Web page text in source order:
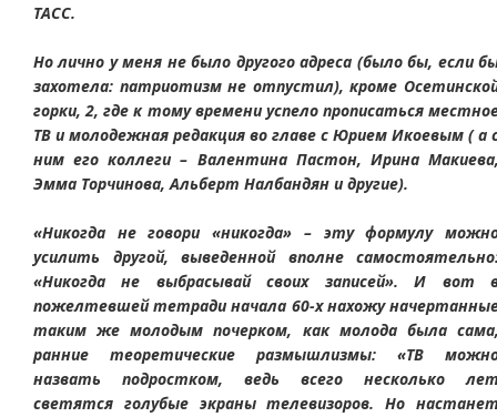
ТАСС.
Но лично у меня не было другого адреса (было бы, если
захотела: патриотизм не отпустил), кроме
горки, 2, где к тому времени успело прописаться
ТВ и молодежная редакция во главе с Юрием Икоевым ( а
ним его коллеги – Валентина Пастон, Ирина
Эмма Торчинова, Альберт Налбандян и другие).
«Никогда не говори «никогда» – эту формулу
усилить другой, выведенной вполне
«Никогда не выбрасывай своих записей». И вот
пожелтевшей тетради начала 60-х нахожу
таким же молодым почерком, как молода была
ранние теоретические размышлизмы: «ТВ
назвать подростком, ведь всего несколько
светятся голубые экраны телевизоров. Но